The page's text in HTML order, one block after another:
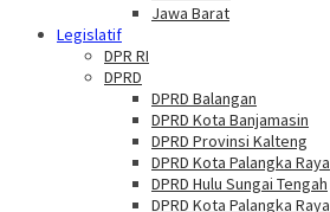
Jawa Barat
Legislatif
DPR RI
DPRD
DPRD Balangan
DPRD Kota Banjamasin
DPRD Provinsi Kalteng
DPRD Kota Palangka Raya
DPRD Hulu Sungai Tengah
DPRD Kota Palangka Raya